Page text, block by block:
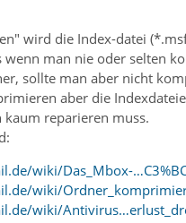
wird die Index-datei
wenn man nie oder selten
sollte man aber nicht
aber die
reparieren muss.
wiki/Das_Mbox-
wiki/
wiki/